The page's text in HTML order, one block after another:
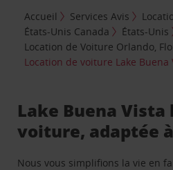
Accueil Services Avis
États-Unis Canada
États-Unis
Location de Voiture Orlando,
Location de voiture Lake Buena
Lake Buena
voiture, adaptée
Nous vous simplifions la vie en